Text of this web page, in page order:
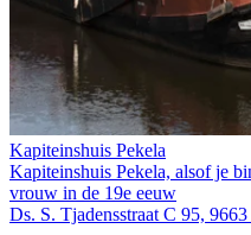
Kapiteinshuis Pekela
Kapiteinshuis Pekela, alsof je
vrouw in de 19e eeuw
Ds. S. Tjadensstraat C 95,